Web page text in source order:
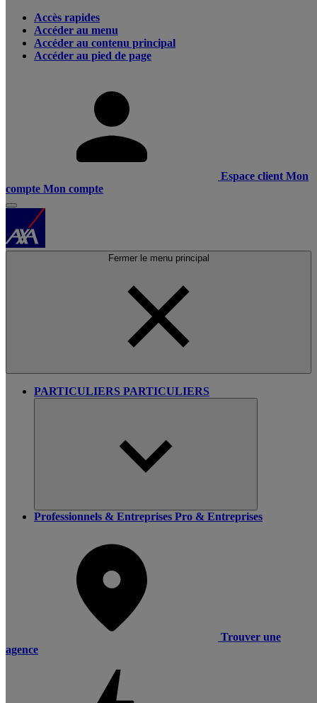
Accès rapides
Accéder au menu
Accéder au contenu principal
Accéder au pied de page
Espace client Mon
compte Mon compte
Fermer le menu principal
PARTICULIERS PARTICULIERS
Professionnels & Entreprises Pro & Entreprises
Trouver une
agence